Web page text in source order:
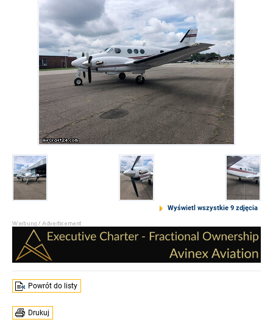
Wyświetl wszystkie 9 zdjęcia
Powrót do listy
Drukuj